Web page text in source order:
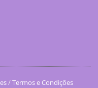
/Termos e Condições